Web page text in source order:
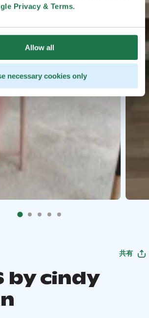
Privacy & Terms.
Allow all
necessary cookies only
共有
by cindy